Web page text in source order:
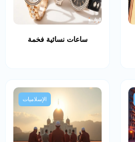
ساعات نسائية فخمة
الإسلاميات